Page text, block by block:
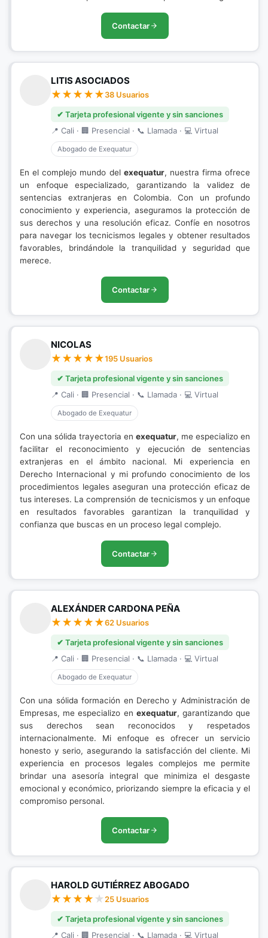
Contactar
LITIS ASOCIADOS
38 Usuarios
✔ Tarjeta profesional vigente y sin sanciones
📍 Cali · 🏢 Presencial · 📞 Llamada · 💻 Virtual
Abogado de Exequatur
En el complejo mundo del exequatur, nuestra firma ofrece
un enfoque especializado, garantizando la validez de
sentencias extranjeras en Colombia. Con un profundo
conocimiento y experiencia, aseguramos la protección de
sus derechos y una resolución eficaz. Confíe en nosotros
para navegar los tecnicismos legales y obtener resultados
favorables, brindándole la tranquilidad y seguridad que
merece.
Contactar
NICOLAS
195 Usuarios
✔ Tarjeta profesional vigente y sin sanciones
📍 Cali · 🏢 Presencial · 📞 Llamada · 💻 Virtual
Abogado de Exequatur
Con una sólida trayectoria en exequatur, me especializo en
facilitar el reconocimiento y ejecución de sentencias
extranjeras en el ámbito nacional. Mi experiencia en
Derecho Internacional y mi profundo conocimiento de los
procedimientos legales aseguran una protección eficaz de
tus intereses. La comprensión de tecnicismos y un enfoque
en resultados favorables garantizan la tranquilidad y
confianza que buscas en un proceso legal complejo.
Contactar
ALEXÁNDER CARDONA PEÑA
62 Usuarios
✔ Tarjeta profesional vigente y sin sanciones
📍 Cali · 🏢 Presencial · 📞 Llamada · 💻 Virtual
Abogado de Exequatur
Con una sólida formación en Derecho y Administración de
Empresas, me especializo en exequatur, garantizando que
sus derechos sean reconocidos y respetados
internacionalmente. Mi enfoque es ofrecer un servicio
honesto y serio, asegurando la satisfacción del cliente. Mi
experiencia en procesos legales complejos me permite
brindar una asesoría integral que minimiza el desgaste
emocional y económico, priorizando siempre la eficacia y el
compromiso personal.
Contactar
HAROLD GUTIÉRREZ ABOGADO
25 Usuarios
✔ Tarjeta profesional vigente y sin sanciones
📍 Cali · 🏢 Presencial · 📞 Llamada · 💻 Virtual